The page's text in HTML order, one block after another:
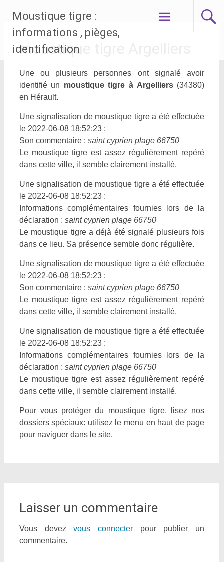
contenu
Moustique tigre :
informations , pièges,
identification
moustique tigre Argelliers
Une ou plusieurs personnes ont signalé avoir
identifié un moustique tigre à Argelliers(34380)
en Hérault.
Une signalisation de moustique tigre a été effectuée
le 2022-06-08 18:52:23 :
Son commentaire : saint cyprien plage 66750
Le moustique tigre est assez régulièrement repéré
dans cette ville, il semble clairement installé.
Une signalisation de moustique tigre a été effectuée
le 2022-06-08 18:52:23 :
Informations complémentaires fournies lors de la
déclaration : saint cyprien plage 66750
Le moustique tigre a déjà été signalé plusieurs fois
dans ce lieu. Sa présence semble donc régulière.
Une signalisation de moustique tigre a été effectuée
le 2022-06-08 18:52:23 :
Son commentaire : saint cyprien plage 66750
Le moustique tigre est assez régulièrement repéré
dans cette ville, il semble clairement installé.
Une signalisation de moustique tigre a été effectuée
le 2022-06-08 18:52:23 :
Informations complémentaires fournies lors de la
déclaration : saint cyprien plage 66750
Le moustique tigre est assez régulièrement repéré
dans cette ville, il semble clairement installé.
Pour vous protéger du moustique tigre, lisez nos
dossiers spéciaux: utilisez le menu en haut de page
pour naviguer dans le site.
Laisser un commentaire
Vous devezvous connecter pour publier un
commentaire.